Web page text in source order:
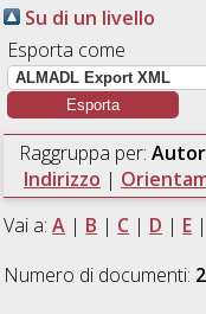
Su di un livello
Esporta come
Raggruppa per:
Indirizzo |
Vai a:A | B | C | D | E |
Numero di documenti: